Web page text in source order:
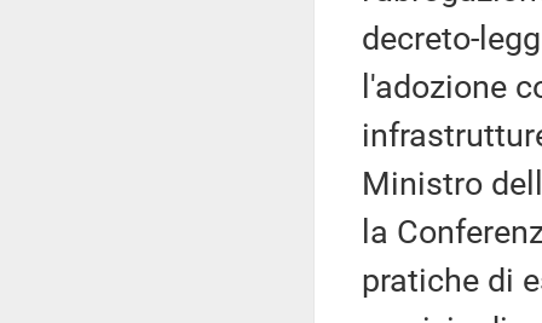
decreto-
l'adozione
Ministro
la
pratiche di